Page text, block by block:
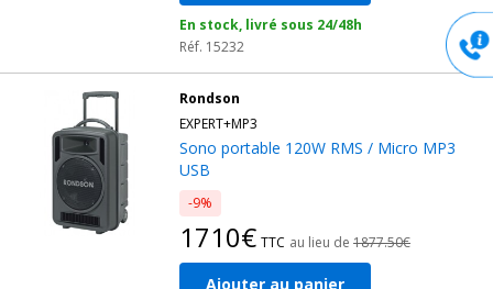
En stock, livré sous 24/48h
Réf. 15232
Rondson
EXPERT+MP3
Sono portable 120W RMS / Micro MP3
USB
-9%
1710€ TTC au lieu de 1877.50€
Ajouter au panier